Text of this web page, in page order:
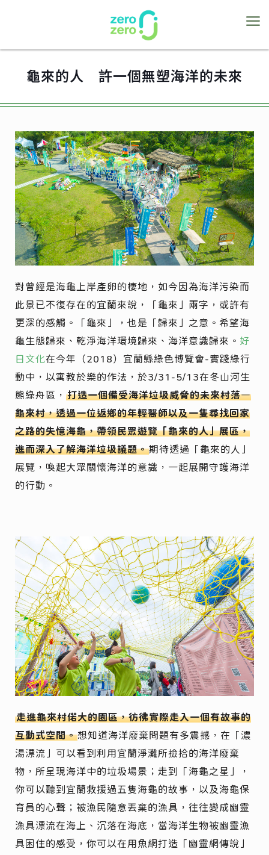
龜來的人 許一個無塑海洋的未來
對曾經是海龜上岸產卵的棲地，如今因為海洋污染而
此景已不復存在的宜蘭來說，「龜來」兩字，或許有
更深的感觸。「龜來」，也是「歸來」之意。希望海
龜生態歸來、乾淨海洋環境歸來、海洋意識歸來。 好
日文化在今年（2018）宜蘭縣綠色博覽會-實踐綠行
動中，以寓教於樂的作法，於3/31-5/13在冬山河生
態綠舟區，打造一個備受海洋垃圾威脅的未來村落—
龜來村，透過一位返鄉的年輕醫師以及一隻尋找回家
之路的失憶海龜，帶領民眾遊覽「龜來的人」展區，
進而深入了解海洋垃圾議題。期待透過「龜來的人」
展覽，喚起大眾關懷海洋的意識，一起展開守護海洋
的行動。
走進龜來村偌大的園區，彷彿實際走入一個有故事的
互動式空間。想知道海洋廢棄問題有多震撼，在「濃
湯漂流」可以看到利用宜蘭淨灘所撿拾的海洋廢棄
物，所呈現海洋中的垃圾場景；走到「海龜之星」，
你可以聽到宜蘭救援過五隻海龜的故事，以及海龜保
育員的心聲；被漁民隨意丟棄的漁具，往往變成幽靈
漁具漂流在海上、沉落在海底，當海洋生物被幽靈漁
具困住的感受，你可以在用魚網打造「幽靈網傳說」